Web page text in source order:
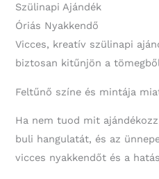
mennyiség
Szülinapi Ajándék
Óriás Nyakkendő
Vicces, kreatív szülinapi
biztosan kitűnjön a
Feltűnő színe és mintája
Ha nem tuod mit
buli hangulatát, és az
vicces nyakkendőt és a